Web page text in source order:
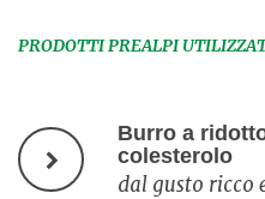
PRODOTTI PREALPI
Burro a
colesterolo
dal gusto ricco